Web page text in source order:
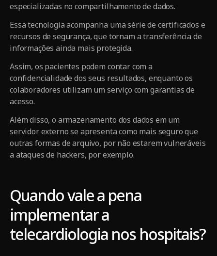
especializadas no compartilhamento de dados.
Essa tecnologia acompanha uma série de certificados e
recursos de segurança, que tornam a transferência de
informações ainda mais protegida.
Assim, os pacientes podem contar com a
confidencialidade dos seus resultados, enquanto os
colaboradores utilizam um serviço com garantias de
acesso.
Além disso, o armazenamento dos dados em um
servidor externo se apresenta como mais seguro que
outras formas de arquivo, por não estarem vulneráveis
a ataques de hackers, por exemplo.
Quando vale a pena
implementar a
telecardiologia nos hospitais?